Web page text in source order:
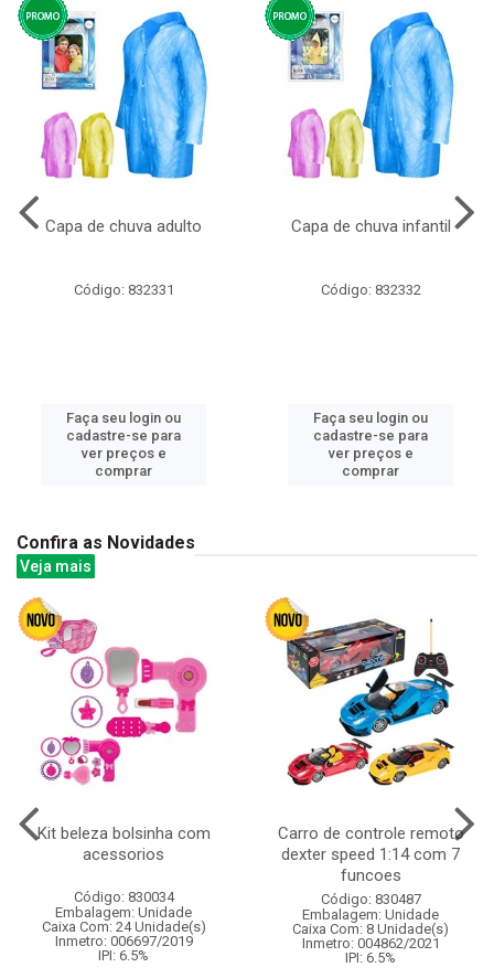
Capa de chuva adulto
Código: 832331
Faça seu login ou
cadastre-se para
ver preços e
comprar
Capa de chuva infantil
Código: 832332
Faça seu login ou
cadastre-se para
ver preços e
comprar
Confira as Novidades
Veja mais
Kit beleza bolsinha com
acessorios
Código: 830034
Embalagem: Unidade
Caixa Com: 24 Unidade(s)
Inmetro: 006697/2019
IPI: 6.5%
Carro de controle remoto
dexter speed 1:14 com 7
funcoes
Código: 830487
Embalagem: Unidade
Caixa Com: 8 Unidade(s)
Inmetro: 004862/2021
IPI: 6.5%